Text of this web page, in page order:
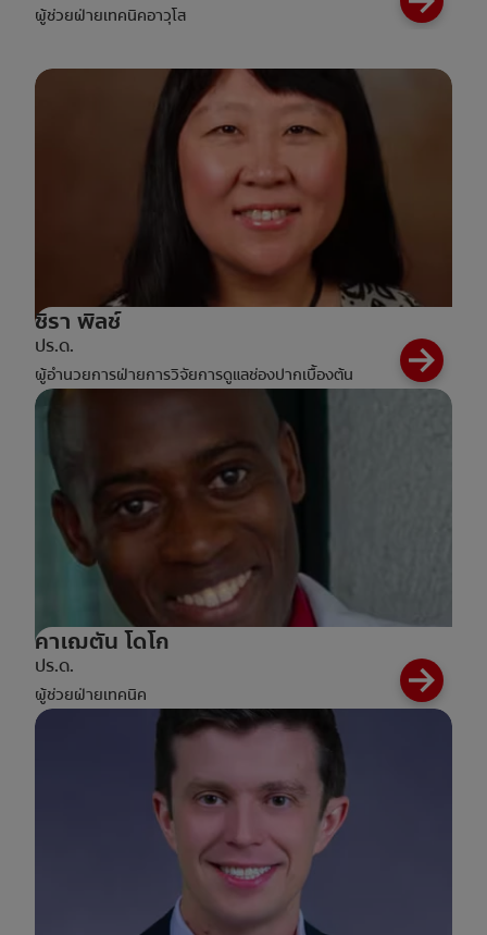
ผู้ช่วยฝ่ายเทคนิคอาวุโส
ชิรา พิลช์
ปร.ด.
ผู้อำนวยการฝ่ายการวิจัยการดูแลช่องปากเบื้องต้น
คาเฌตัน โดโก
ปร.ด.
ผู้ช่วยฝ่ายเทคนิค